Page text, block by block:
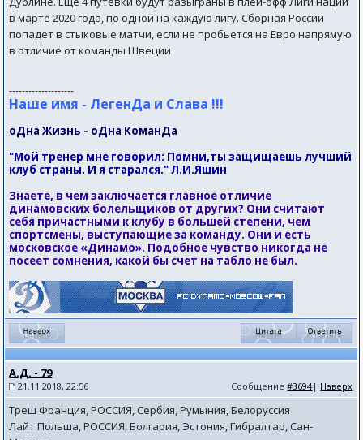
в марте 2020 года, по одной на каждую лигу. Сборная России
попадет в стыковые матчи, если не пробьется на Евро напрямую
в отличие от команды Швеции
--------------------
Наше имя - ЛегенДа и Слава !!!
оДна Жизнь - оДна КоманДа
"Мой тренер мне говорил: Помни,ты защищаешь лучший
клуб страны. И я старался." Л.И.Яшин
Знаете, в чем заключается главное отличие
динамовских болельщиков от других? Они считают
себя причастными к клубу в большей степени, чем
спортсмены, выступающие за команду. Они и есть
московское «Динамо». Подобное чувство никогда не
посеет сомнения, какой бы счет на табло не был.
А.Д. - 79
21.11.2018, 22:56 Сообщение#3694| Наверх
Треш Франция, РОССИЯ, Сербия, Румыния, Белоруссия
Лайт Польша, РОССИЯ, Болгария, Эстония, Гибралтар, Сан-